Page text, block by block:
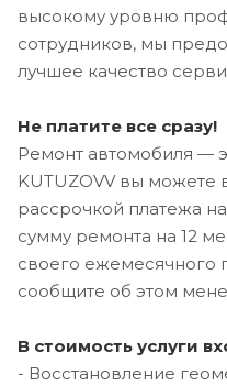
высокому уровню
сотрудников, мы
лучшее качество
Не платите все сразу!
Ремонт автомобиля —
KUTUZOVV вы можете
рассрочкой платежа
сумму ремонта на 12
своего ежемесячного
сообщите об этом
В стоимость услуги
- Восстановление